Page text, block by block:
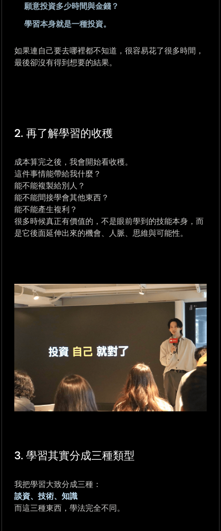
願意投資多少時間與金錢？
學習本身就是一種投資。
如果連自己要去哪裡都不知道，很容易花了很多時間，
最後卻沒有得到想要的結果。
2. 再了解學習的收穫
成本算完之後，我會開始看收穫。
這件事情能帶給我什麼？
能不能複製給別人？
能不能間接學會其他東西？
能不能產生複利？
很多時候真正有價值的，不是眼前學到的技能本身，而
是它後面延伸出來的機會、人脈、思維與可能性。
3. 學習其實分成三種類型
我把學習大致分成三種：
談資、技術、知識
而這三種東西，學法完全不同。